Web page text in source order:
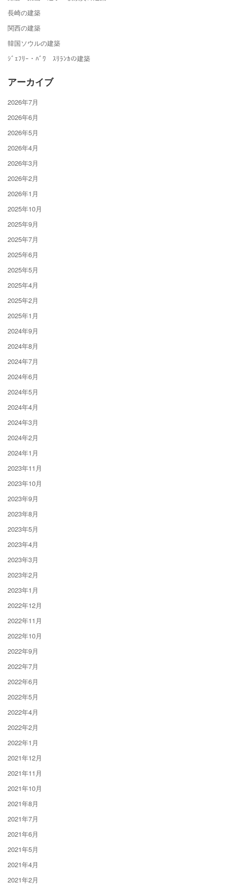
長崎の建築
関西の建築
韓国ソウルの建築
ｼﾞｪﾌﾘｰ・ﾊﾞﾜ ｽﾘﾗﾝｶの建築
アーカイブ
2026年7月
2026年6月
2026年5月
2026年4月
2026年3月
2026年2月
2026年1月
2025年10月
2025年9月
2025年7月
2025年6月
2025年5月
2025年4月
2025年2月
2025年1月
2024年9月
2024年8月
2024年7月
2024年6月
2024年5月
2024年4月
2024年3月
2024年2月
2024年1月
2023年11月
2023年10月
2023年9月
2023年8月
2023年5月
2023年4月
2023年3月
2023年2月
2023年1月
2022年12月
2022年11月
2022年10月
2022年9月
2022年7月
2022年6月
2022年5月
2022年4月
2022年2月
2022年1月
2021年12月
2021年11月
2021年10月
2021年8月
2021年7月
2021年6月
2021年5月
2021年4月
2021年2月